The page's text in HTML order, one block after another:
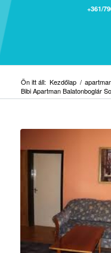
+361/
Ön itt áll: Kezdőlap /
Bibi Apartman Balatonboglár